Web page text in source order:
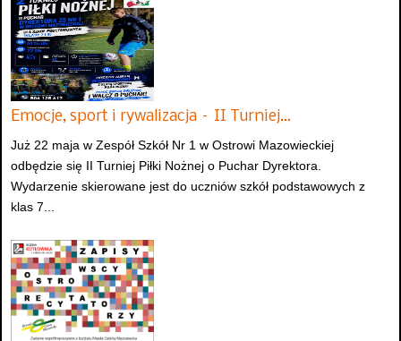
Emocje, sport i rywalizacja – II Turniej…
Już 22 maja w Zespół Szkół Nr 1 w Ostrowi Mazowieckiej
odbędzie się II Turniej Piłki Nożnej o Puchar Dyrektora.
Wydarzenie skierowane jest do uczniów szkół podstawowych z
klas 7...